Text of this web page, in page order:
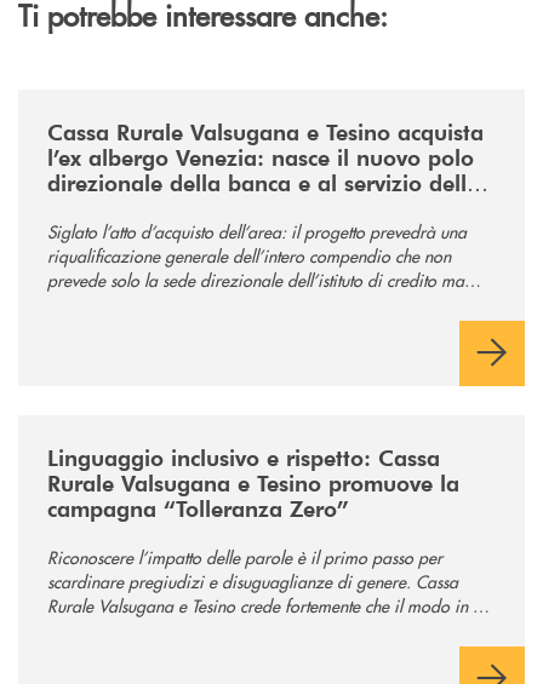
Ti potrebbe interessare anche:
Cassa Rurale Valsugana e Tesino acquista
l’ex albergo Venezia: nasce il nuovo polo
direzionale della banca e al servizio della
Siglato l’atto d’acquisto dell’area: il progetto prevedrà una
riqualificazione generale dell’intero compendio che non
prevede solo la sede direzionale dell’istituto di credito ma
Linguaggio inclusivo e rispetto: Cassa
Rurale Valsugana e Tesino promuove la
campagna “Tolleranza Zero”
Riconoscere l’impatto delle parole è il primo passo per
scardinare pregiudizi e disuguaglianze di genere. Cassa
Rurale Valsugana e Tesino crede fortemente che il modo in cui